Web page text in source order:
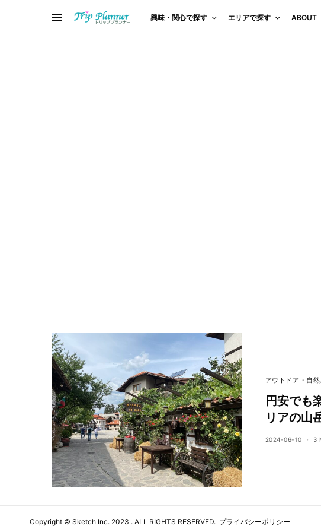
興味・関心で探す エリアで探す ABOUT
アウトドア・自然
円安でも
リアの山
2024-06-10 3
Copyright © Sketch Inc. 2023 . ALL RIGHTS RESERVED. プライバシーポリシー